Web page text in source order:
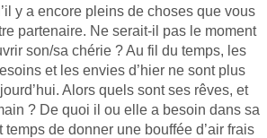
y a encore pleins de choses que vous
partenaire. Ne serait-il pas le moment
son/sa chérie ? Au fil du temps, les
et les envies d’hier ne sont plus
Alors quels sont ses rêves, et
? De quoi il ou elle a besoin dans sa
temps de donner une bouffée d’air frais